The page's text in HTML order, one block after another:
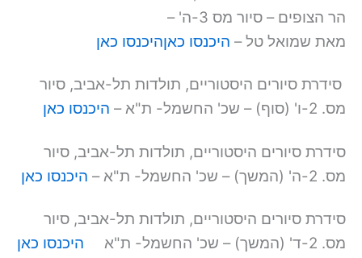
הר הצופים – סיור מס 3-ה' –
מאת שמואל טל – היכנסו כאןהיכנסו כאן
סידרת סיורים היסטוריים, תולדות תל-אביב, סיור
מס. 2-ו' (סוף) – שכ' החשמל- ת"א –
היכנסו כאן
סידרת סיורים היסטוריים, תולדות תל-אביב, סיור
מס. 2-ה' (המשך) – שכ' החשמל- ת"א –
היכנסו כאן
סידרת סיורים היסטוריים, תולדות תל-אביב, סיור
מס. 2-ד' (המשך) – שכ' החשמל- ת"א
היכנסו כאן